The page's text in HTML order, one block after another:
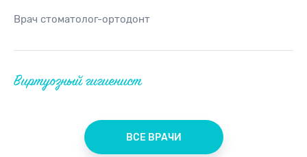
Врач стоматолог-ортодонт
Виртуозный гигиенист
ВСЕ ВРАЧИ